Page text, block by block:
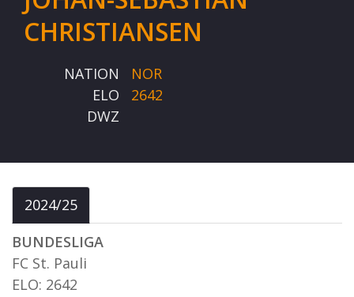
CHRISTIANSEN
NATION
NOR
ELO
2642
DWZ
2024/25
BUNDESLIGA
FC St. Pauli
ELO: 2642